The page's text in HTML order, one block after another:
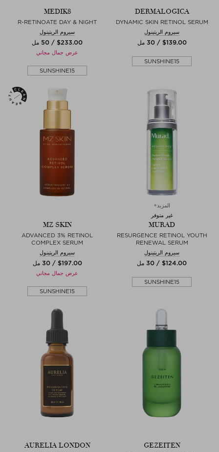
DERMALOGICA
DYNAMIC SKIN RETINOL SERUM
سيروم الريتينول
$‌139.00 / 30 مل
SUNSHINE15
MEDIK8
R-RETINOATE DAY & NIGHT
سيروم الريتينول
$‌233.00 / 50 مل
عرض جمال مجاني
SUNSHINE15
المزيد+
غير متوفر
MURAD
RESURGENCE RETINOL YOUTH
RENEWAL SERUM
سيروم الريتينول
$‌124.00 / 30 مل
SUNSHINE15
MZ SKIN
ADVANCED 3% RETINOL
COMPLEX SERUM
سيروم الريتينول
$‌197.00 / 30 مل
عرض جمال مجاني
SUNSHINE15
GEZEITEN
AURELIA LONDON